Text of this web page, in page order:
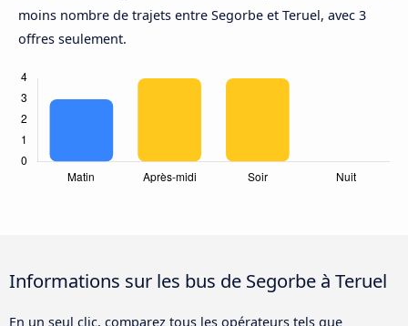
moins nombre de trajets entre Segorbe et Teruel, avec 3
offres seulement.
Informations sur les bus de Segorbe à Teruel
En un seul clic, comparez tous les opérateurs tels que